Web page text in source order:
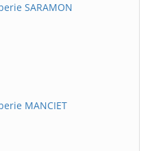
SARAMON
MANCIET